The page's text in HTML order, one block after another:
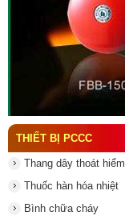
THIẾT BỊ PCCC
Thang dây thoát hiểm
Thuốc hàn hóa nhiệt
Bình chữa cháy